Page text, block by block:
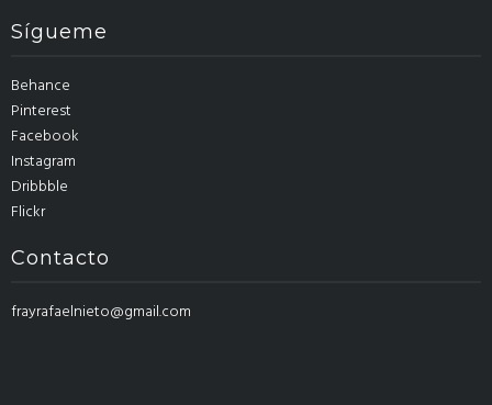
Sígueme
Behance
Pinterest
Facebook
Instagram
Dribbble
Flickr
Contacto
frayrafaelnieto@gmail.com